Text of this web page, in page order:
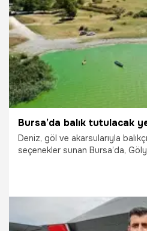
18.02.2026 Eskişehir
Deniz, göl ve akarsularıyla
seçenekler sunan Bursa’da,